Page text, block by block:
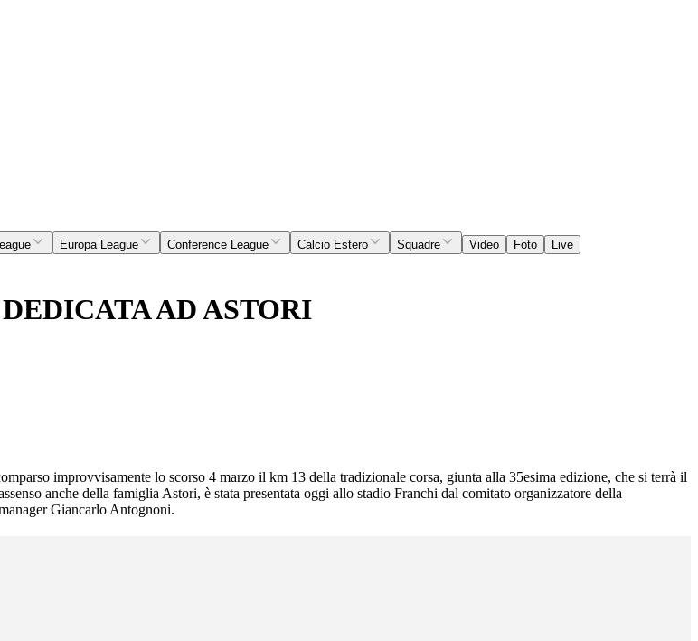
Europa League Conference League Calcio Estero Squadre Video Foto
Live
AD ASTORI
improvvisamente lo scorso 4 marzo il km 13 della tradizionale corsa, giunta alla 35esima edizione, che si terrà il
anche della famiglia Astori, è stata presentata oggi allo stadio Franchi dal comitato organizzatore della
Giancarlo Antognoni.